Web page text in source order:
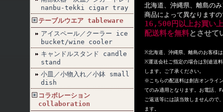
nanbu-tekki cigar tray
テーブルウエア tableware
アイスペール／クーラー ice
bucket/wine cooler
キャンドルスタンド candle
stand
小皿／小物入れ／小鉢 small
dish
コラボレーション
collaboration
北海道、沖縄県、離島の
商品によって異なります
16,500円以上お買い
配送料を無料とさせて
※北海道、沖縄県、離島のお客様
※運送会社ご指定の場合は別途送
します。ご了承ください。
※こちらの配送料は創吉オンライ
てのみ適用となります。お電話、
ご返送等には該当致しませんので
ます。